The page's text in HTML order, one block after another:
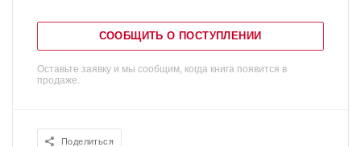
СООБЩИТЬ О ПОСТУПЛЕНИИ
Оставьте заявку и мы сообщим, когда книга появится в
продаже.
Поделиться